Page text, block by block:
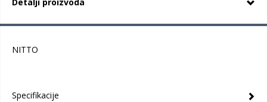
NITTO
Specifikacije